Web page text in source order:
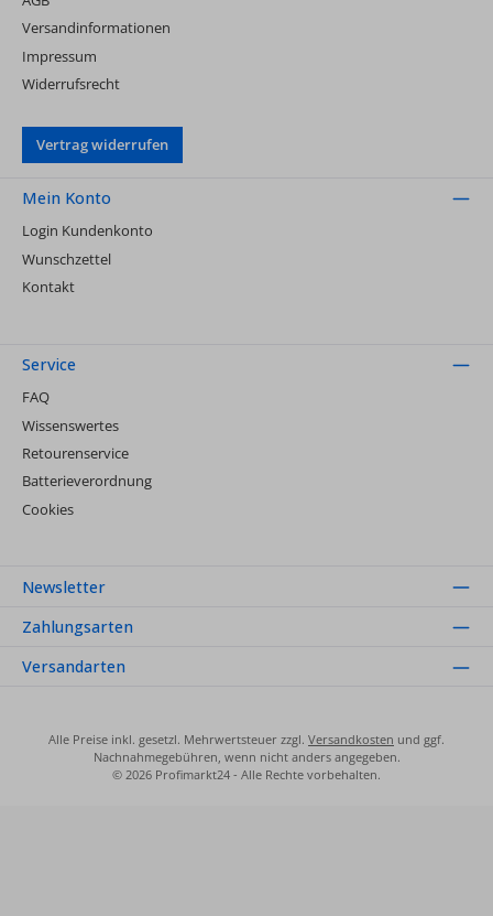
Versandinformationen
Impressum
Widerrufsrecht
Vertrag widerrufen
Mein Konto
Login Kundenkonto
Wunschzettel
Kontakt
Service
FAQ
Wissenswertes
Retourenservice
Batterieverordnung
Cookies
Newsletter
Zahlungsarten
Versandarten
Alle Preise inkl. gesetzl. Mehrwertsteuer zzgl. Versandkosten und ggf.
Nachnahmegebühren, wenn nicht anders angegeben.
© 2026 Profimarkt24 - Alle Rechte vorbehalten.